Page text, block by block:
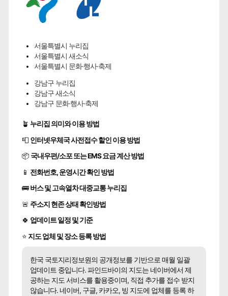
서울특별시 누리집
서울특별시 새소식
서울특별시 문화·행사·축제
강남구 누리집
강남구 새소식
강남구 문화·행사·축제
🪴 누리집 의미와 이용 방법
📮 인터넷우체국 사전접수 할인 이용 방법
📦 국내우편/소포 또는 EMS 요금 계산 방법
📱 전화번호, 운영시간 확인 방법
🚌버스 및 고속열차 대중교통 누리집
🚨 주소지 현존 상태 확인방법
🍀 업데이트 일정 및 기준
⭐ 지도 업체 및 장소 등록 방법
한국 국토지리정보원의 공개정보를 기반으로 매월 일괄
업데이트 중입니다. 파인드바이의 지도는 네이버에서 제
공하는 지도 서비스를 활용중이며, 직접 추가를 접수 받지
않습니다. 네이버, 구글, 카카오, 빙 지도에 업체를 등록 하